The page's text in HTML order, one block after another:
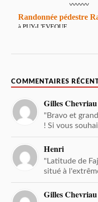
COMMENTAIRES
Gilles Chevriau
"Bravo et
! Si vous
Henri
"Latitude de
situé à
Gilles Chevriau